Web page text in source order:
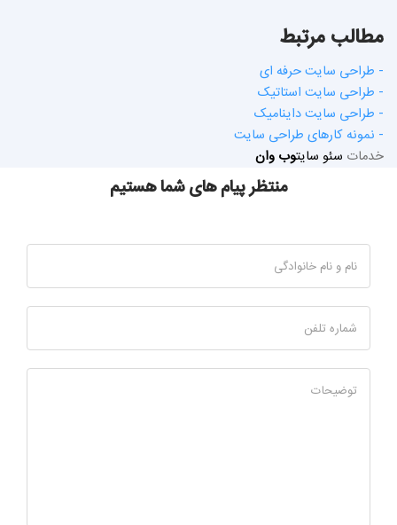
مطالب مرتبط
- طراحی سایت حرفه ای
- طراحی سایت استاتیک
- طراحی سایت داینامیک
- نمونه کارهای طراحی سایت
خدمات سئو سایتوب وان
منتظر پیام های شما هستیم
نام و نام خانوادگی
شماره تلفن
توضیحات